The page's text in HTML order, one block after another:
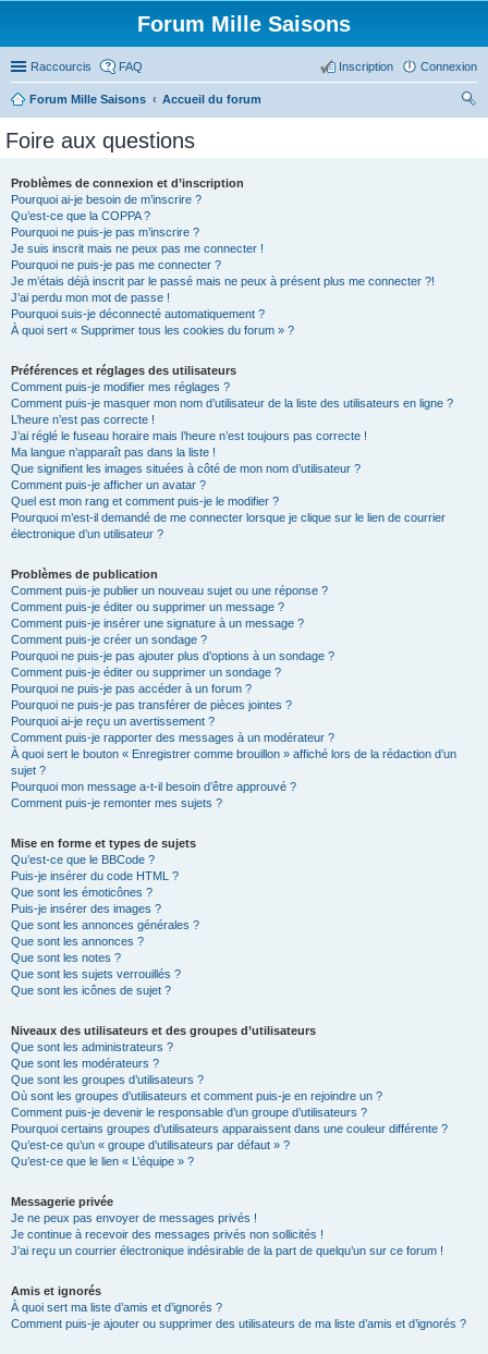
Forum Mille Saisons
Raccourcis FAQ Connexion
Inscription
Forum Mille Saisons
Accueil du forum
Foire aux questions
Problèmes de connexion et d’inscription
Pourquoi ai-je besoin de m’inscrire ?
Qu’est-ce que la COPPA ?
Pourquoi ne puis-je pas m’inscrire ?
Je suis inscrit mais ne peux pas me connecter !
Pourquoi ne puis-je pas me connecter ?
Je m’étais déjà inscrit par le passé mais ne peux à présent plus me connecter ?!
J’ai perdu mon mot de passe !
Pourquoi suis-je déconnecté automatiquement ?
À quoi sert « Supprimer tous les cookies du forum » ?
Préférences et réglages des utilisateurs
Comment puis-je modifier mes réglages ?
Comment puis-je masquer mon nom d’utilisateur de la liste des utilisateurs en ligne ?
L’heure n’est pas correcte !
J’ai réglé le fuseau horaire mais l’heure n’est toujours pas correcte !
Ma langue n’apparaît pas dans la liste !
Que signifient les images situées à côté de mon nom d’utilisateur ?
Comment puis-je afficher un avatar ?
Quel est mon rang et comment puis-je le modifier ?
Pourquoi m’est-il demandé de me connecter lorsque je clique sur le lien de courrier
électronique d’un utilisateur ?
Problèmes de publication
Comment puis-je publier un nouveau sujet ou une réponse ?
Comment puis-je éditer ou supprimer un message ?
Comment puis-je insérer une signature à un message ?
Comment puis-je créer un sondage ?
Pourquoi ne puis-je pas ajouter plus d’options à un sondage ?
Comment puis-je éditer ou supprimer un sondage ?
Pourquoi ne puis-je pas accéder à un forum ?
Pourquoi ne puis-je pas transférer de pièces jointes ?
Pourquoi ai-je reçu un avertissement ?
Comment puis-je rapporter des messages à un modérateur ?
À quoi sert le bouton « Enregistrer comme brouillon » affiché lors de la rédaction d’un
sujet ?
Pourquoi mon message a-t-il besoin d’être approuvé ?
Comment puis-je remonter mes sujets ?
Mise en forme et types de sujets
Qu’est-ce que le BBCode ?
Puis-je insérer du code HTML ?
Que sont les émoticônes ?
Puis-je insérer des images ?
Que sont les annonces générales ?
Que sont les annonces ?
Que sont les notes ?
Que sont les sujets verrouillés ?
Que sont les icônes de sujet ?
Niveaux des utilisateurs et des groupes d’utilisateurs
Que sont les administrateurs ?
Que sont les modérateurs ?
Que sont les groupes d’utilisateurs ?
Où sont les groupes d’utilisateurs et comment puis-je en rejoindre un ?
Comment puis-je devenir le responsable d’un groupe d’utilisateurs ?
Pourquoi certains groupes d’utilisateurs apparaissent dans une couleur différente ?
Qu’est-ce qu’un « groupe d’utilisateurs par défaut » ?
Qu’est-ce que le lien « L’équipe » ?
Messagerie privée
Je ne peux pas envoyer de messages privés !
Je continue à recevoir des messages privés non sollicités !
J’ai reçu un courrier électronique indésirable de la part de quelqu’un sur ce forum !
Amis et ignorés
À quoi sert ma liste d’amis et d’ignorés ?
Comment puis-je ajouter ou supprimer des utilisateurs de ma liste d’amis et d’ignorés ?